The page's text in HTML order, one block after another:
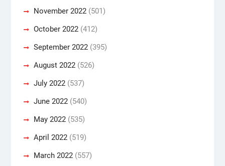
November 2022(501)
October 2022(412)
September 2022(395)
August 2022(526)
July 2022(537)
June 2022(540)
May 2022(535)
April 2022(519)
March 2022(557)